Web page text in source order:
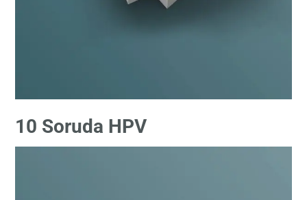
10 Soruda HPV